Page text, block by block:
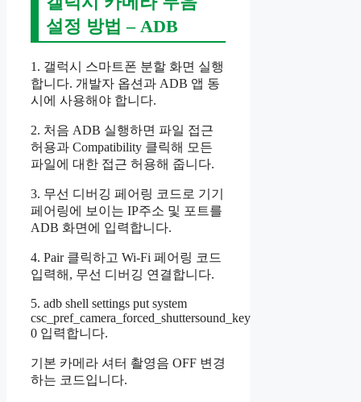
설정 방법 – ADB
1. 갤럭시 스마트폰 분할 화면 실행
합니다. 개발자 옵션과 ADB 앱 동
시에 사용해야 합니다.
2. 처음 ADB 실행하면 파일 접근
허용과 Compatibility 클릭해 모든
파일에 대한 접근 허용해 줍니다.
3. 무선 디버깅 페어링 코드로 기기
페어링에 보이는 IP주소 및 포트를
ADB 화면에 입력합니다.
4. Pair 클릭하고 Wi-Fi 페어링 코드
입력해, 무선 디버깅 연결합니다.
5. adb shell settings put system
csc_pref_camera_forced_shuttersound_key
0 입력합니다.
기본 카메라 셔터 촬영음 OFF 변경
하는 코드입니다.